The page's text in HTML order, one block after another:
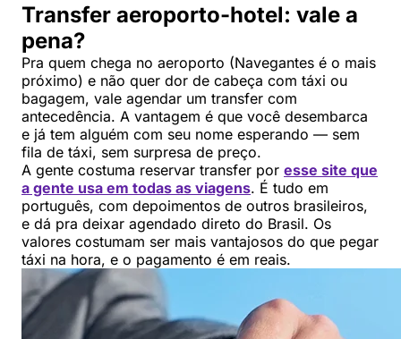
Transfer aeroporto-hotel: vale a
pena?
Pra quem chega no aeroporto (Navegantes é o mais
próximo) e não quer dor de cabeça com táxi ou
bagagem, vale agendar um transfer com
antecedência. A vantagem é que você desembarca
e já tem alguém com seu nome esperando — sem
fila de táxi, sem surpresa de preço.
A gente costuma reservar transfer por esse site que
a gente usa em todas as viagens. É tudo em
português, com depoimentos de outros brasileiros,
e dá pra deixar agendado direto do Brasil. Os
valores costumam ser mais vantajosos do que pegar
táxi na hora, e o pagamento é em reais.